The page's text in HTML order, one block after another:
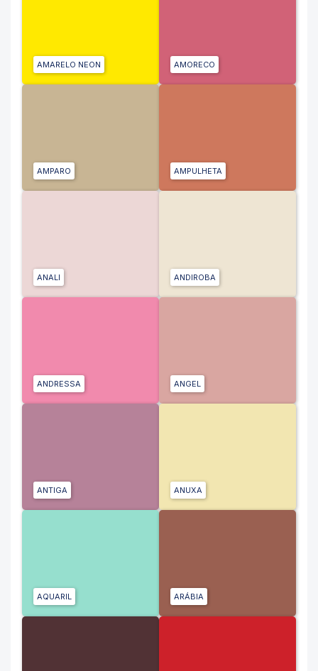
AMARELO NEON AMORECO
AMPARO AMPULHETA
ANALI ANDIROBA
ANDRESSA ANGEL
ANTIGA ANUXA
AQUARIL ARÁBIA